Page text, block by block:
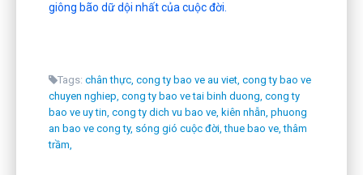
giông bão dữ dội nhất của cuộc đời.
Tags: chân thực, cong ty bao ve au viet, cong ty bao ve
chuyen nghiep, cong ty bao ve tai binh duong, cong ty
bao ve uy tin, cong ty dich vu bao ve, kiên nhẫn, phuong
an bao ve cong ty, sóng gió cuộc đời, thue bao ve, thâm
trầm,